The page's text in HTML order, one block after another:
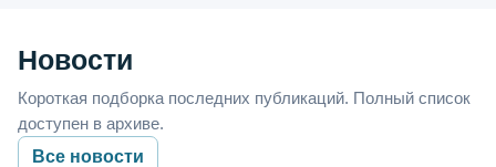
Новости
Короткая подборка последних публикаций. Полный список
доступен в архиве.
Все новости